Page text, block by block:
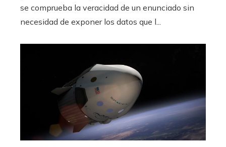
se comprueba la veracidad de un enunciado sin
necesidad de exponer los datos que l...